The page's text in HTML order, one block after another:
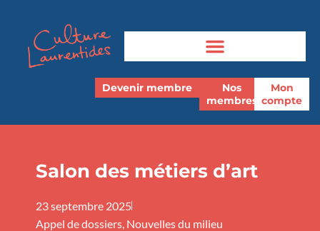
Devenir membre
Nos
membres
Mon
compte
Salon des métiers d’art
23 septembre 2025
Appel de dossiers, Nouvelles du milieu